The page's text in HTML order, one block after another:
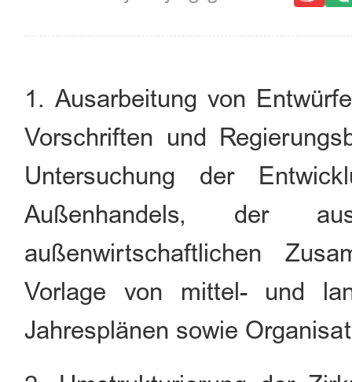
1. Ausarbeitung von
Vorschriften und
Untersuchung der
Außenhandels, der
außenwirtschaftlichen
Vorlage von mittel- und
Jahresplänen sowie